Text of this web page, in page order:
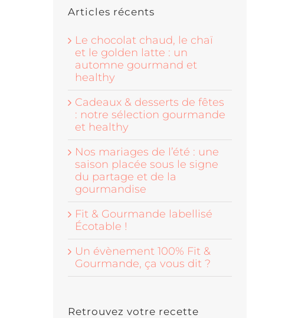
Articles récents
Le chocolat chaud, le chaï
et le golden latte : un
automne gourmand et
healthy
Cadeaux & desserts de fêtes
: notre sélection gourmande
et healthy
Nos mariages de l’été : une
saison placée sous le signe
du partage et de la
gourmandise
Fit & Gourmande labellisé
Écotable !
Un évènement 100% Fit &
Gourmande, ça vous dit ?
Retrouvez votre recette